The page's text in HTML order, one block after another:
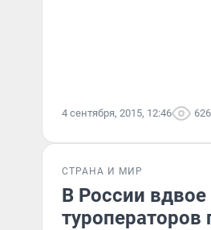
4 сентября, 2015, 12:46 626
СТРАНА И МИР
В России вдвое